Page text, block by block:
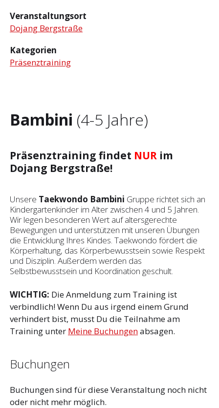
Veranstaltungsort
Dojang Bergstraße
Kategorien
Präsenztraining
Bambini (4-5 Jahre)
Präsenztraining findet NUR im
Dojang Bergstraße!
Unsere Taekwondo Bambini Gruppe richtet sich an
Kindergartenkinder im Alter zwischen 4 und 5 Jahren.
Wir legen besonderen Wert auf altersgerechte
Bewegungen und unterstützen mit unseren Übungen
die Entwicklung Ihres Kindes. Taekwondo fördert die
Körperhaltung, das Körperbewusstsein sowie Respekt
und Disziplin. Außerdem werden das
Selbstbewusstsein und Koordination geschult.
WICHTIG: Die Anmeldung zum Training ist
verbindlich! Wenn Du aus irgend einem Grund
verhindert bist, musst Du die Teilnahme am
Training unter Meine Buchungenabsagen.
Buchungen
Buchungen sind für diese Veranstaltung noch nicht
oder nicht mehr möglich.